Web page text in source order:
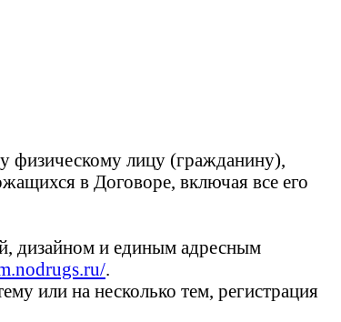
физическому лицу (гражданину),
в Договоре, включая все его
дизайном и единым адресным
или на несколько тем, регистрация